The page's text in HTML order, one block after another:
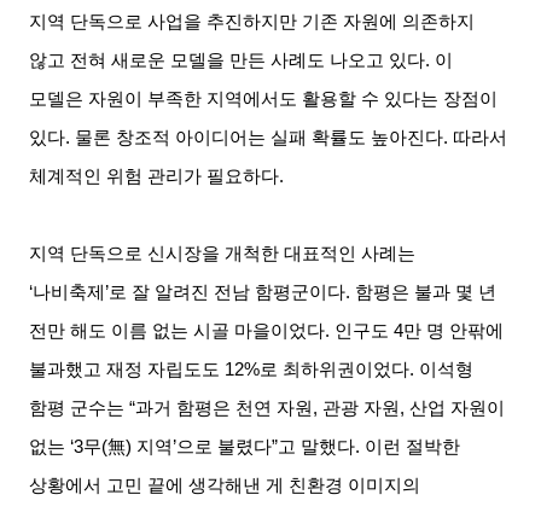
지역 단독으로 사업을 추진하지만 기존 자원에 의존하지
않고 전혀 새로운 모델을 만든 사례도 나오고 있다. 이
모델은 자원이 부족한 지역에서도 활용할 수 있다는 장점이
있다. 물론 창조적 아이디어는 실패 확률도 높아진다. 따라서
체계적인 위험 관리가 필요하다.
지역 단독으로 신시장을 개척한 대표적인 사례는
‘나비축제’로 잘 알려진 전남 함평군이다. 함평은 불과 몇 년
전만 해도 이름 없는 시골 마을이었다. 인구도 4만 명 안팎에
불과했고 재정 자립도도 12%로 최하위권이었다. 이석형
함평 군수는 “과거 함평은 천연 자원, 관광 자원, 산업 자원이
없는 ‘3무(無) 지역’으로 불렸다”고 말했다. 이런 절박한
상황에서 고민 끝에 생각해낸 게 친환경 이미지의